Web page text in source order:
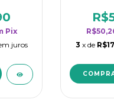
da
Pix
juros
3 x de